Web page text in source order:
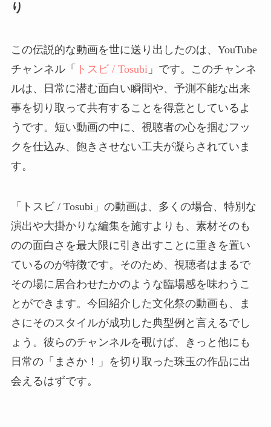
り
この伝説的な動画を世に送り出したのは、YouTube
チャンネル「 トスビ / Tosubi 」です。このチャンネ
ルは、日常に潜む面白い瞬間や、予測不能な出来
事を切り取って共有することを得意としているよ
うです。短い動画の中に、視聴者の心を掴むフッ
クを仕込み、飽きさせない工夫が凝らされていま
す。
「トスビ / Tosubi」の動画は、多くの場合、特別な
演出や大掛かりな編集を施すよりも、素材そのも
のの面白さを最大限に引き出すことに重きを置い
ているのが特徴です。そのため、視聴者はまるで
その場に居合わせたかのような臨場感を味わうこ
とができます。今回紹介した文化祭の動画も、ま
さにそのスタイルが成功した典型例と言えるでし
ょう。彼らのチャンネルを覗けば、きっと他にも
日常の「まさか！」を切り取った珠玉の作品に出
会えるはずです。